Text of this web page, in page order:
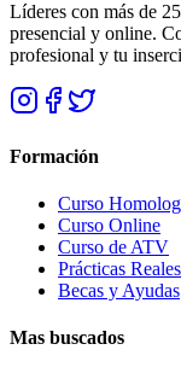
Líderes con más de
presencial y online.
profesional y tu
Formación
Curso
Curso Online
Curso de ATV
Prácticas Reales
Becas y Ayudas
Mas buscados